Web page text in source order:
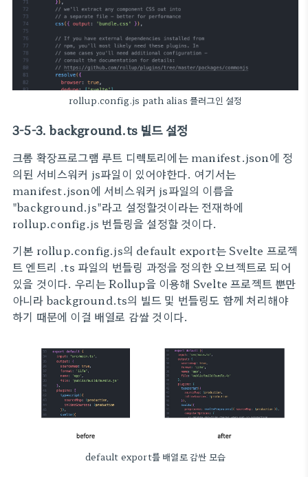
rollup.config.js path alias 플러그인 설정
3-5-3. background.ts 빌드 설정
크롬 확장프로그램 루트 디렉토리에는 manifest.json에 정
의된 서비스워커 js파일이 있어야한다. 여기서는
manifest.json에 서비스워커 js파일의 이름을
"background.js"라고 설정할것이라는 전재하에
rollup.config.js 번들링을 설정할 것이다.
기본 rollup.config.js의 default export는 Svelte 프로젝
트 엔트리 .ts 파일의 번들링 과정을 정의한 오브젝트로 되어
있을 것이다. 우리는 Rollup을 이용해 Svelte 프로젝트 뿐만
아니라 background.ts의 빌드 및 번들링도 함께 처리해야
하기 때문에 이걸 배열로 감쌀 것이다.
default export를 배열로 감싼 모습